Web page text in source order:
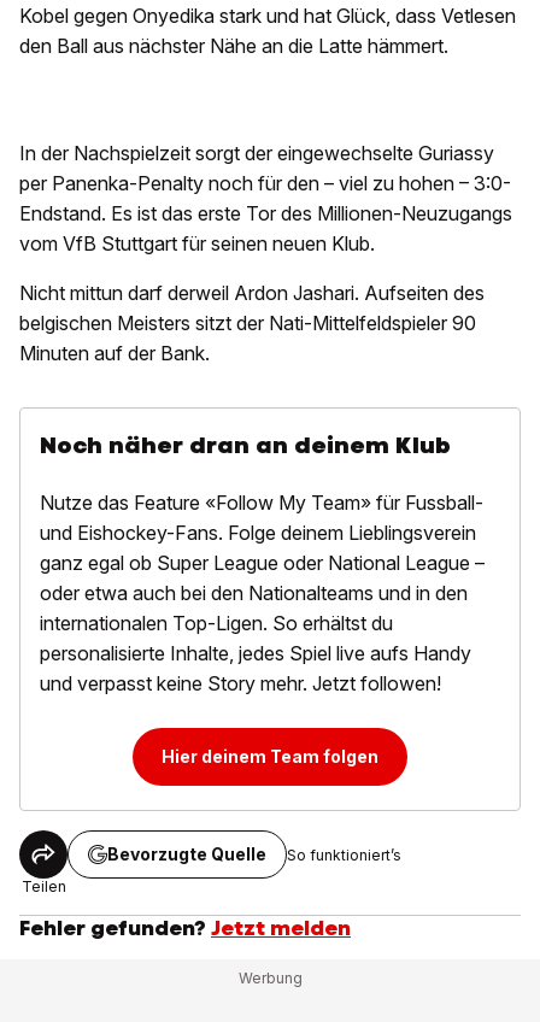
Kobel gegen Onyedika stark und hat Glück, dass Vetlesen
den Ball aus nächster Nähe an die Latte hämmert.
In der Nachspielzeit sorgt der eingewechselte Guriassy
per Panenka-Penalty noch für den – viel zu hohen – 3:0-
Endstand. Es ist das erste Tor des Millionen-Neuzugangs
vom VfB Stuttgart für seinen neuen Klub.
Nicht mittun darf derweil Ardon Jashari. Aufseiten des
belgischen Meisters sitzt der Nati-Mittelfeldspieler 90
Minuten auf der Bank.
Noch näher dran an deinem Klub
Nutze das Feature «Follow My Team» für Fussball-
und Eishockey-Fans. Folge deinem Lieblingsverein
ganz egal ob Super League oder National League –
oder etwa auch bei den Nationalteams und in den
internationalen Top-Ligen. So erhältst du
personalisierte Inhalte, jedes Spiel live aufs Handy
und verpasst keine Story mehr. Jetzt followen!
Hier deinem Team folgen
Teilen
Bevorzugte Quelle So funktioniert’s
Fehler gefunden? Jetzt melden